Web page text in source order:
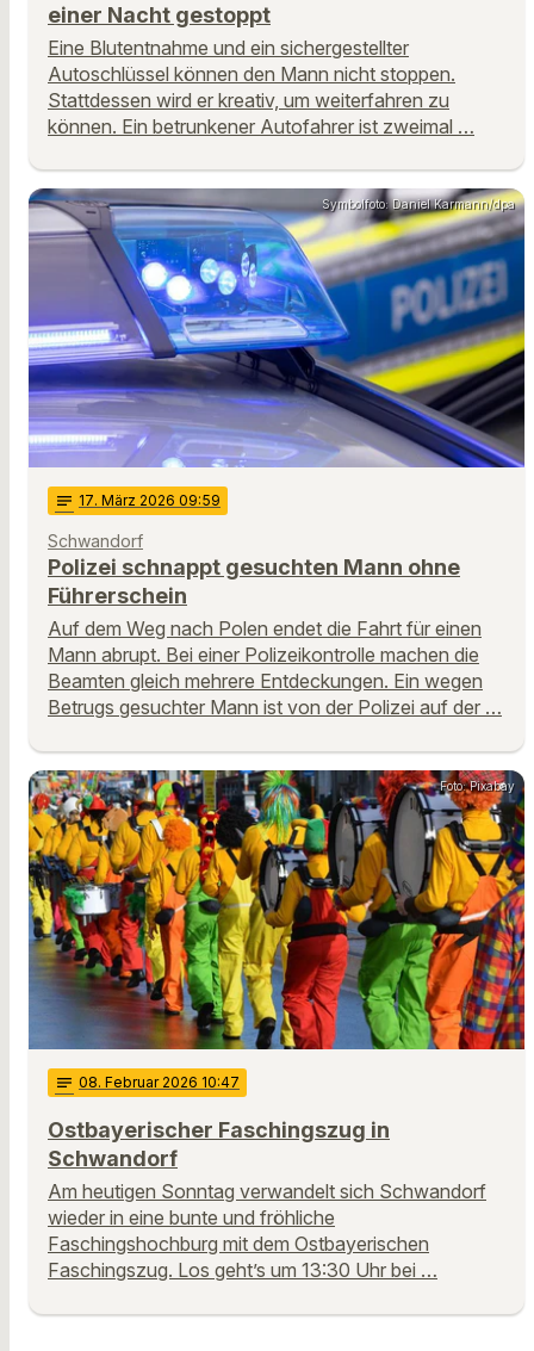
einer Nacht gestoppt
Eine Blutentnahme und ein sichergestellter
Autoschlüssel können den Mann nicht stoppen.
Stattdessen wird er kreativ, um weiterfahren zu
können. Ein betrunkener Autofahrer ist zweimal …
Symbolfoto: Daniel Karmann/dpa
notes 17. März 2026 09:59
Schwandorf
Polizei schnappt gesuchten Mann ohne
Führerschein
Auf dem Weg nach Polen endet die Fahrt für einen
Mann abrupt. Bei einer Polizeikontrolle machen die
Beamten gleich mehrere Entdeckungen. Ein wegen
Betrugs gesuchter Mann ist von der Polizei auf der …
Foto: Pixabay
notes 08. Februar 2026 10:47
Ostbayerischer Faschingszug in
Schwandorf
Am heutigen Sonntag verwandelt sich Schwandorf
wieder in eine bunte und fröhliche
Faschingshochburg mit dem Ostbayerischen
Faschingszug. Los geht’s um 13:30 Uhr bei …